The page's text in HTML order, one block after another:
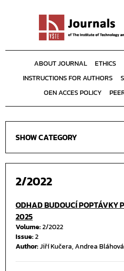
ABOUT JOURNAL ETHICS
INSTRUCTIONS FOR AUTHORS
OEN ACCES POLICY
SHOW CATEGORY
2/2022
ODHAD BUDOUCÍ POPTÁVKY
2025
Volume:2/2022
Issue:2
Author:Jiří Kučera, Andrea Bláhová